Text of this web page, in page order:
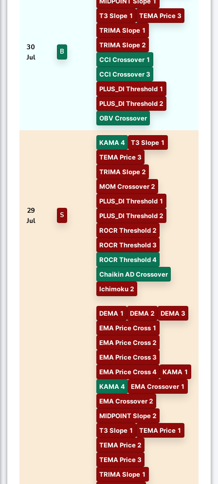
30
Jul
B
T3 Slope 1
TEMA Price 3
TRIMA Slope 1
TRIMA Slope 2
CCI Crossover 1
CCI Crossover 3
PLUS_DI Threshold 1
PLUS_DI Threshold 2
OBV Crossover
29
Jul
S
KAMA 4
T3 Slope 1
TEMA Price 3
TRIMA Slope 2
MOM Crossover 2
PLUS_DI Threshold 1
PLUS_DI Threshold 2
ROCR Threshold 2
ROCR Threshold 3
ROCR Threshold 4
Chaikin AD Crossover
Ichimoku 2
DEMA 1 DEMA 2
DEMA 3
EMA Price Cross 1
EMA Price Cross 2
EMA Price Cross 3
EMA Price Cross 4
KAMA 1
KAMA 4
EMA Crossover 1
EMA Crossover 2
MIDPOINT Slope 2
T3 Slope 1
TEMA Price 1
TEMA Price 2
TEMA Price 3
TRIMA Slope 1